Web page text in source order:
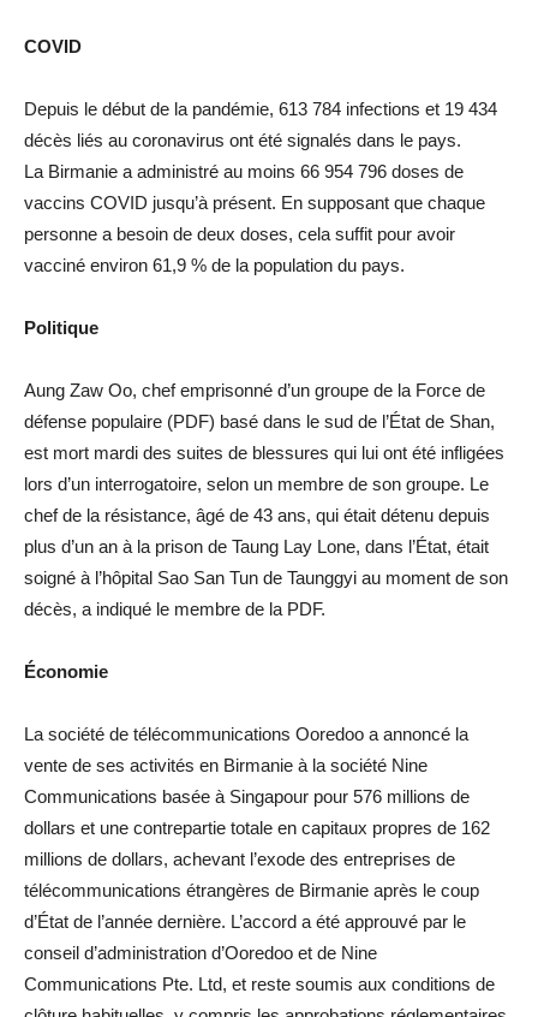
COVID
Depuis le début de la pandémie, 613 784 infections et 19 434
décès liés au coronavirus ont été signalés dans le pays.
La Birmanie a administré au moins 66 954 796 doses de
vaccins COVID jusqu’à présent. En supposant que chaque
personne a besoin de deux doses, cela suffit pour avoir
vacciné environ 61,9 % de la population du pays.
Politique
Aung Zaw Oo, chef emprisonné d’un groupe de la Force de
défense populaire (PDF) basé dans le sud de l’État de Shan,
est mort mardi des suites de blessures qui lui ont été infligées
lors d’un interrogatoire, selon un membre de son groupe. Le
chef de la résistance, âgé de 43 ans, qui était détenu depuis
plus d’un an à la prison de Taung Lay Lone, dans l’État, était
soigné à l’hôpital Sao San Tun de Taunggyi au moment de son
décès, a indiqué le membre de la PDF.
Économie
La société de télécommunications Ooredoo a annoncé la
vente de ses activités en Birmanie à la société Nine
Communications basée à Singapour pour 576 millions de
dollars et une contrepartie totale en capitaux propres de 162
millions de dollars, achevant l’exode des entreprises de
télécommunications étrangères de Birmanie après le coup
d’État de l’année dernière. L’accord a été approuvé par le
conseil d’administration d’Ooredoo et de Nine
Communications Pte. Ltd, et reste soumis aux conditions de